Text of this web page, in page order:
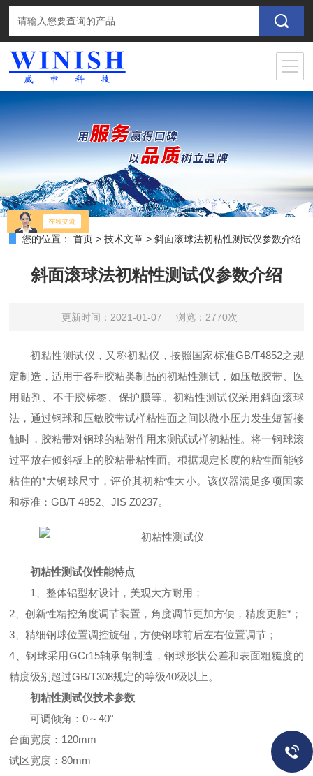
您的位置： 首页 >技术文章 >斜面滚球法初粘性测试仪参数介绍
斜面滚球法初粘性测试仪参数介绍
更新时间：2021-01-07 浏览：2770次
初粘性测试仪，又称初粘仪，按照国家标准GB/T4852之规
定制造，适用于各种胶粘类制品的初粘性测试，如压敏胶带、医
用贴剂、不干胶标签、保护膜等。初粘性测试仪采用斜面滚球
法，通过钢球和压敏胶带试样粘性面之间以微小压力发生短暂接
触时，胶粘带对钢球的粘附作用来测试试样初粘性。将一钢球滚
过平放在倾斜板上的胶粘带粘性面。根据规定长度的粘性面能够
粘住的*大钢球尺寸，评价其初粘性大小。该仪器满足多项国家
和标准：GB/T 4852、JIS Z0237。
初粘性测试仪性能特点
1、整体铝型材设计，美观大方耐用；
2、创新性精控角度调节装置，角度调节更加方便，精度更胜*；
3、精细钢球位置调控旋钮，方便钢球前后左右位置调节；
4、钢球采用GCr15轴承钢制造，钢球形状公差和表面粗糙度的
精度级别超过GB/T308规定的等级40级以上。
初粘性测试仪技术参数
可调倾角：0～40°
台面宽度：120mm
试区宽度：80mm